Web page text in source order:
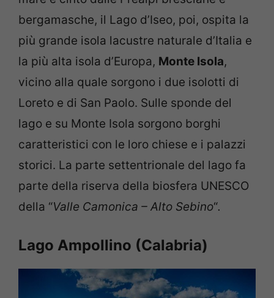
bergamasche, il Lago d’Iseo, poi, ospita la
più grande isola lacustre naturale d’Italia e
la più alta isola d’Europa, Monte Isola,
vicino alla quale sorgono i due isolotti di
Loreto e di San Paolo. Sulle sponde del
lago e su Monte Isola sorgono borghi
caratteristici con le loro chiese e i palazzi
storici. La parte settentrionale del lago fa
parte della riserva della biosfera UNESCO
della “Valle Camonica – Alto Sebino“.
Lago Ampollino (Calabria)